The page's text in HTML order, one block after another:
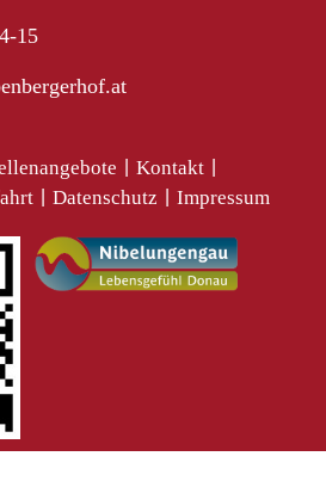
15
Kontakt
Datenschutz Impressum